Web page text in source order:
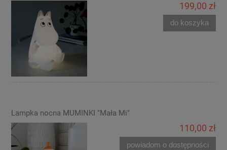
199,00 zł
do koszyka
Lampka nocna MUMINKI "Mała Mi"
110,00 zł
powiadom o dostępności